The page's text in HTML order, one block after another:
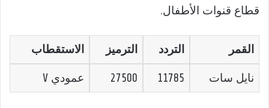
قطاع قنوات الأطفال.
القمر التردد الترميز الاستقطاب
نايل سات 11785
27500 عمودي V